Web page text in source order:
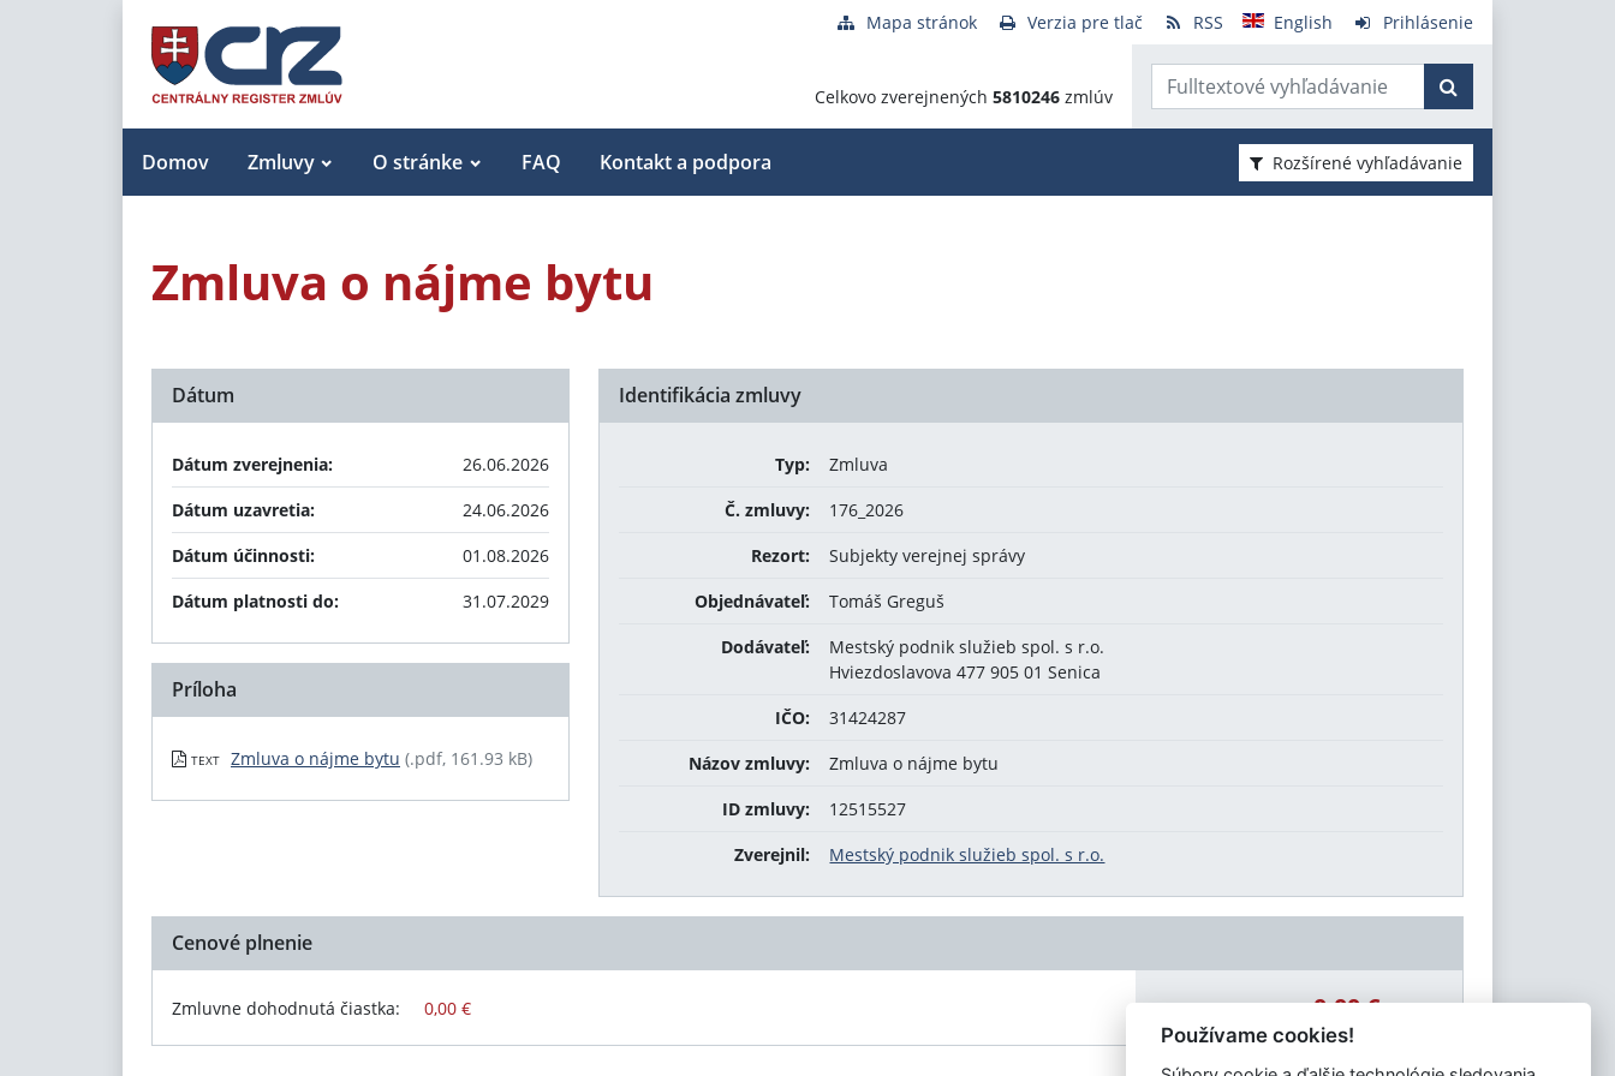
Mapa stránok Verzia pre tlač RSS English Prihlásenie
Celkovo zverejnených 5810246 zmlúv
Domov Zmluvy O stránke FAQ Kontakt a podpora Rozšírené vyhľadávanie
Zmluva o nájme bytu
Identifikácia zmluvy
Typ:
Zmluva
Č. zmluvy:
176_2026
Rezort:
Subjekty verejnej správy
Objednávateľ:
Tomáš Greguš
Dodávateľ:
Mestský podnik služieb spol. s r.o.
Hviezdoslavova 477 905 01 Senica
IČO:
31424287
Názov zmluvy:
Zmluva o nájme bytu
ID zmluvy:
12515527
Zverejnil:
Mestský podnik služieb spol. s r.o.
Dátum
Dátum zverejnenia:
26.06.2026
Dátum uzavretia:
24.06.2026
Dátum účinnosti:
01.08.2026
Dátum platnosti do:
31.07.2029
Príloha
TEXT Zmluva o nájme bytu (.pdf, 161.93 kB)
Cenové plnenie
Zmluvne dohodnutá čiastka: 0,00 € Celková čiastka: 0,00 €
Používame cookies!